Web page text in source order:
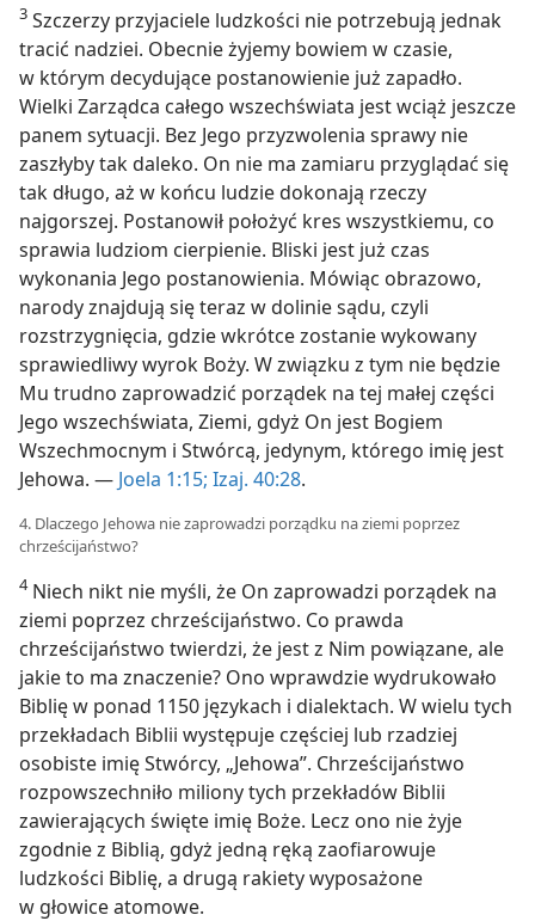
3 Szczerzy przyjaciele ludzkości nie potrzebują jednak
tracić nadziei. Obecnie żyjemy bowiem w czasie,
w którym decydujące postanowienie już zapadło.
Wielki Zarządca całego wszechświata jest wciąż jeszcze
panem sytuacji. Bez Jego przyzwolenia sprawy nie
zaszłyby tak daleko. On nie ma zamiaru przyglądać się
tak długo, aż w końcu ludzie dokonają rzeczy
najgorszej. Postanowił położyć kres wszystkiemu, co
sprawia ludziom cierpienie. Bliski jest już czas
wykonania Jego postanowienia. Mówiąc obrazowo,
narody znajdują się teraz w dolinie sądu, czyli
rozstrzygnięcia, gdzie wkrótce zostanie wykowany
sprawiedliwy wyrok Boży. W związku z tym nie będzie
Mu trudno zaprowadzić porządek na tej małej części
Jego wszechświata, Ziemi, gdyż On jest Bogiem
Wszechmocnym i Stwórcą, jedynym, którego imię jest
Jehowa. — Joela 1:15; Izaj. 40:28.
4. Dlaczego Jehowa nie zaprowadzi porządku na ziemi poprzez
chrześcijaństwo?
4Niech nikt nie myśli, że On zaprowadzi porządek na
ziemi poprzez chrześcijaństwo. Co prawda
chrześcijaństwo twierdzi, że jest z Nim powiązane, ale
jakie to ma znaczenie? Ono wprawdzie wydrukowało
Biblię w ponad 1150 językach i dialektach. W wielu tych
przekładach Biblii występuje częściej lub rzadziej
osobiste imię Stwórcy, „Jehowa”. Chrześcijaństwo
rozpowszechniło miliony tych przekładów Biblii
zawierających święte imię Boże. Lecz ono nie żyje
zgodnie z Biblią, gdyż jedną ręką zaofiarowuje
ludzkości Biblię, a drugą rakiety wyposażone
w głowice atomowe.